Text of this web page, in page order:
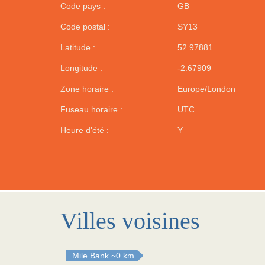
Code pays : GB
Code postal : SY13
Latitude : 52.97881
Longitude : -2.67909
Zone horaire : Europe/London
Fuseau horaire : UTC
Heure d'été : Y
Villes voisines
Mile Bank ~0 km